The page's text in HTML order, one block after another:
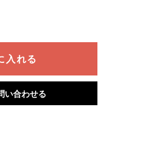
入れる
い合わせる